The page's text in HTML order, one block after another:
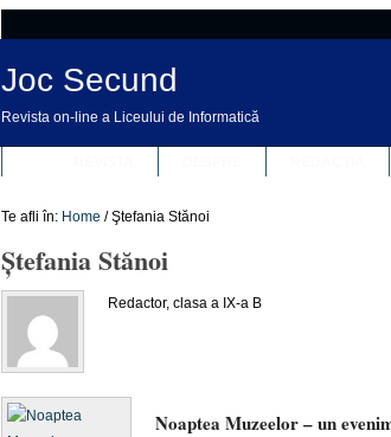
Joc Secund
Revista on-line a Liceului de Informatică
Te afli în: Home / Ştefania Stănoi
Ştefania Stănoi
Redactor, clasa a IX-a B
Noaptea Muzeelor – un